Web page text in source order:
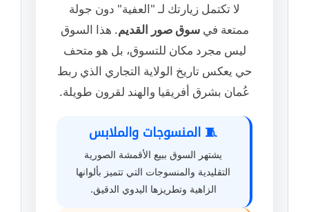
لا تكتمل زيارتك لـ "العفية" دون جولة
ممتعة فيسوق صور القديم. هذا السوق
ليس مجرد مكان للتسوق، بل هو متحف
حي يعكس تاريخ الولاية التجاري الذي ربط
عُمان بشرق أفريقيا والهند لقرون طويلة.
🧵 المنسوجات والملابس
يشتهر السوق ببيع الأقمشة الصورية
التقليدية والمنسوجات التي تتميز بألوانها
الزاهية وتطريزها اليدوي الدقيق.